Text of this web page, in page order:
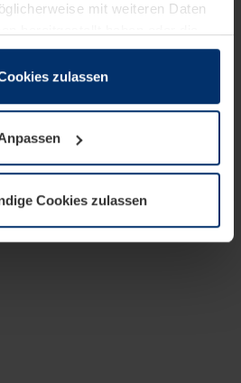
mit weiteren Daten
der Dienste gesammelt
dieser Seite unbedingt
anderen Cookie-Typen benötigen
können Sie jederzeit
unserer Website ändern oder
zulassen
Cookies zulassen